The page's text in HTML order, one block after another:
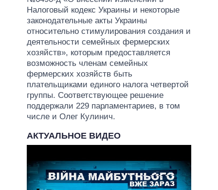
Налоговый кодекс Украины и некоторые
законодательные акты Украины
относительно стимулирования создания и
деятельности семейных фермерских
хозяйств», которым предоставляется
возможность членам семейных
фермерских хозяйств быть
плательщиками единого налога четвертой
группы. Соответствующее решение
поддержали 229 парламентариев, в том
числе и Олег Кулинич.
АКТУАЛЬНОЕ ВИДЕО